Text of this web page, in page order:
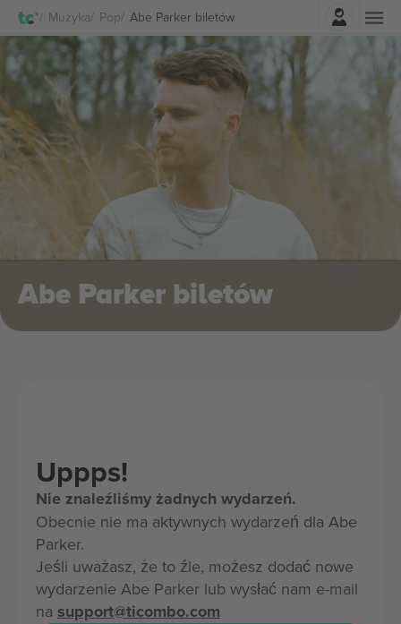
Muzyka Pop Abe Parker biletówZaloguj sie
Abe Parker biletów
Uppps!
Nie znaleźliśmy żadnych wydarzeń.
Obecnie nie ma aktywnych wydarzeń dla Abe
Parker.
Jeśli uważasz, że to źle, możesz dodać nowe
wydarzenie Abe Parker lub wysłać nam e-mail
na support@ticombo.com